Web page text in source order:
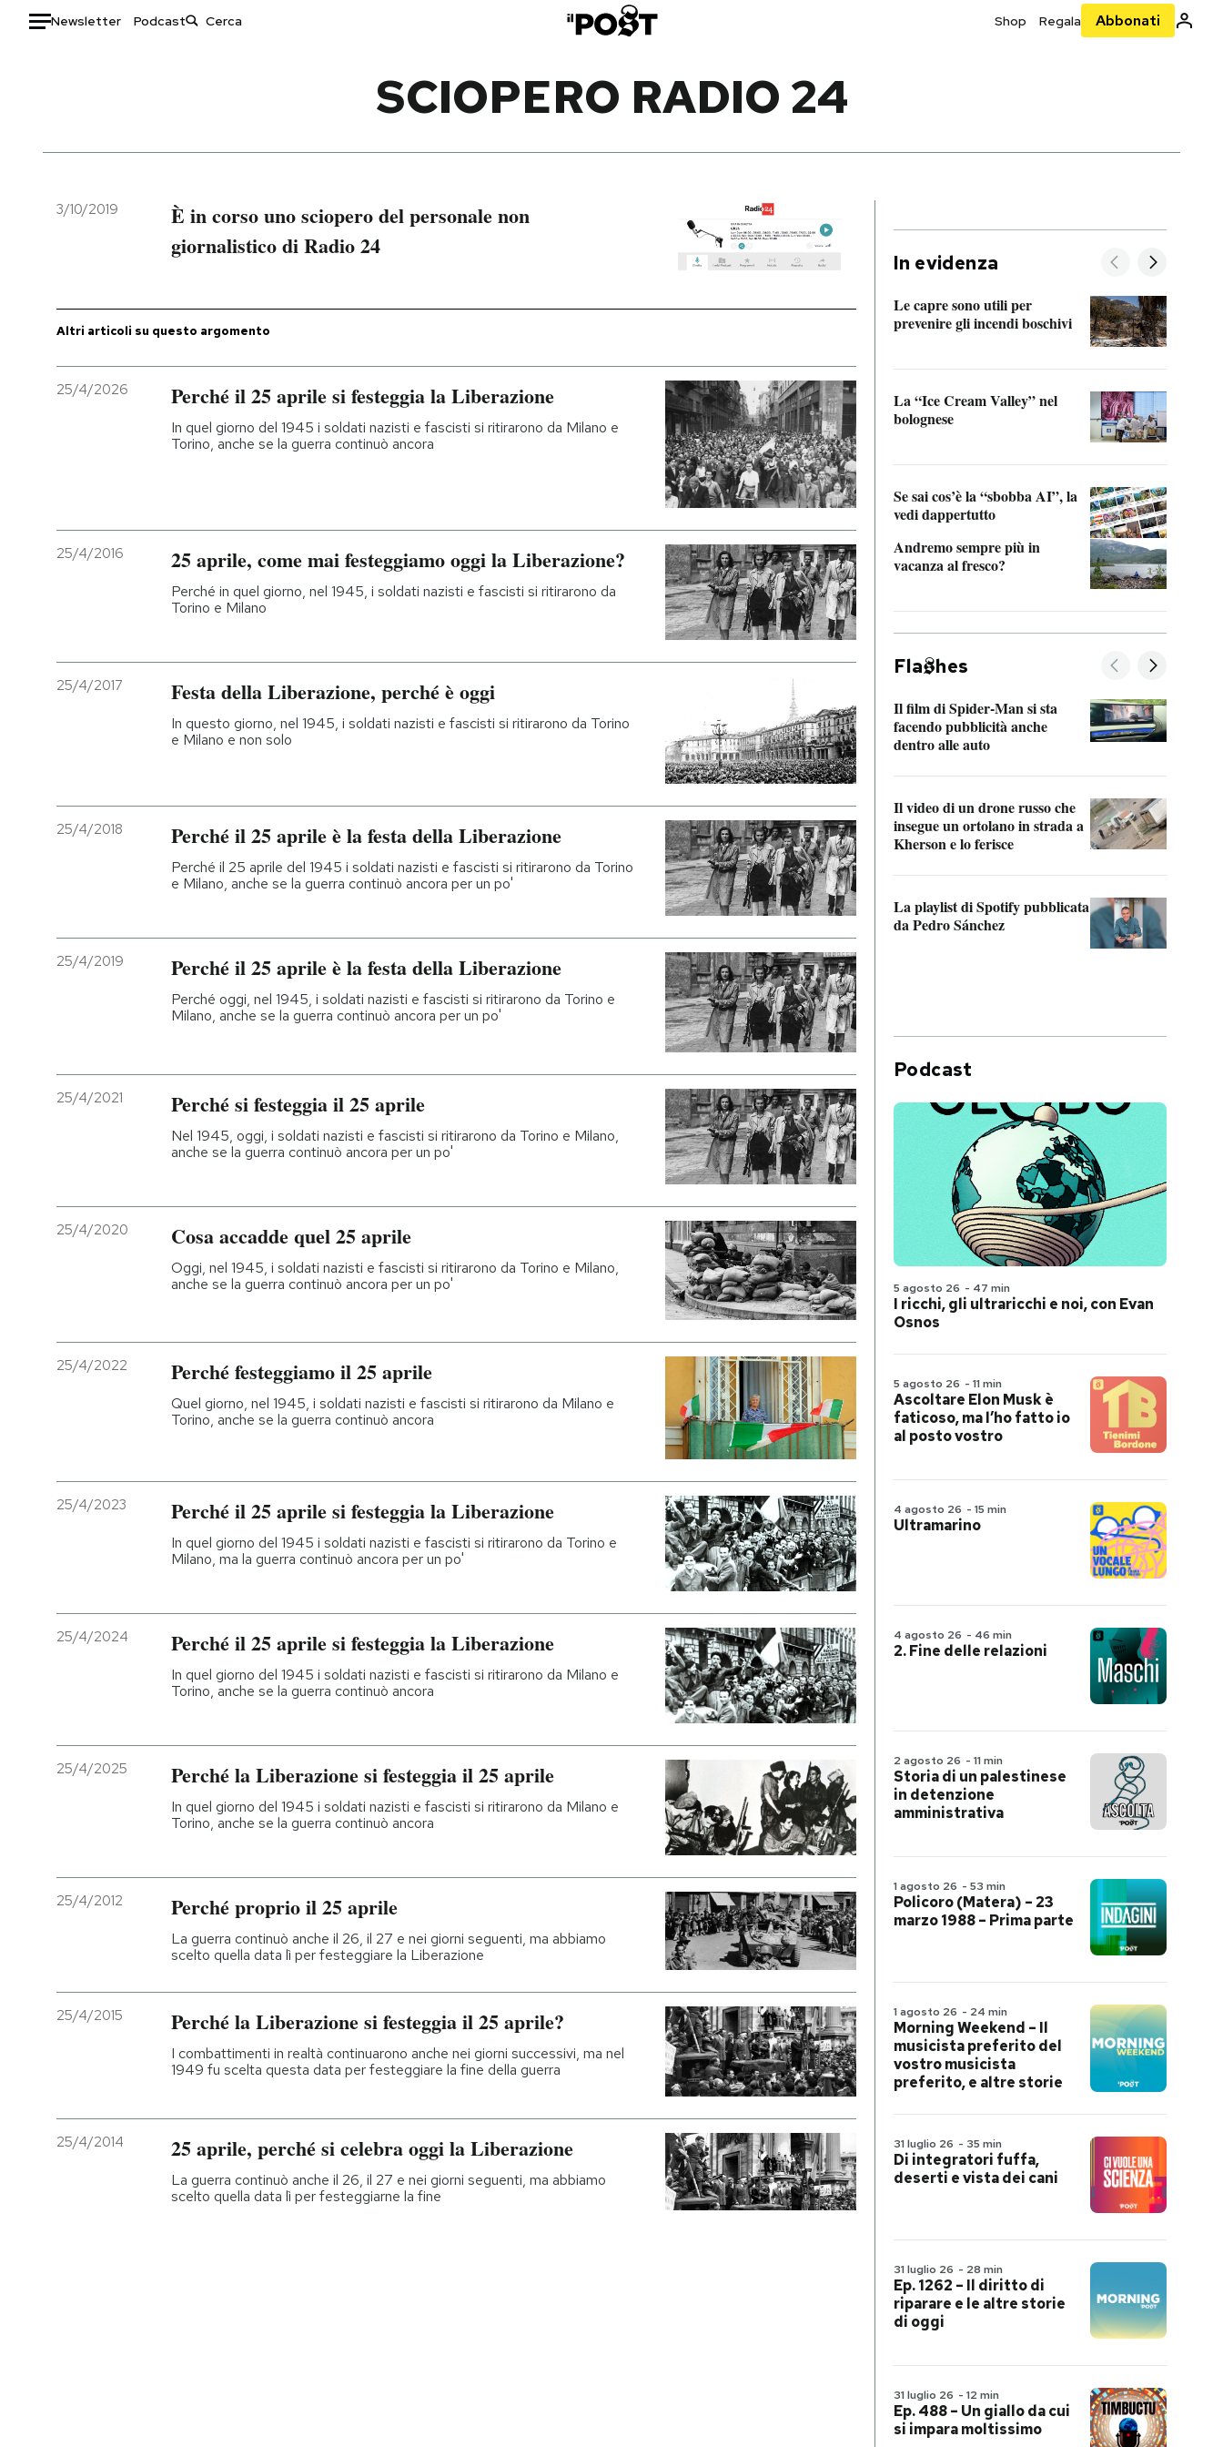
Newsletter Podcast Shop Regala Abbonati
Italia
Politica
Cultura
Economia
Sport
Moda
Ok Boomer!
Europa
Altrecose
Mondiali calcio 2026
I MIEI PREFERITI
CALENDARIO
AREA PERSONALE
SCIOPERO RADIO 24
3/10/2019
È in corso uno sciopero del personale non
giornalistico di Radio 24
Altri articoli su questo argomento
25/4/2026 Perché il 25 aprile si festeggia la Liberazione
In quel giorno del 1945 i soldati nazisti e fascisti si ritirarono da Milano e
Torino, anche se la guerra continuò ancora
25/4/2016 25 aprile, come mai festeggiamo oggi la Liberazione?
Perché in quel giorno, nel 1945, i soldati nazisti e fascisti si ritirarono da
Torino e Milano
25/4/2017 Festa della Liberazione, perché è oggi
In questo giorno, nel 1945, i soldati nazisti e fascisti si ritirarono da Torino
e Milano e non solo
25/4/2018 Perché il 25 aprile è la festa della Liberazione
Perché il 25 aprile del 1945 i soldati nazisti e fascisti si ritirarono da Torino
e Milano, anche se la guerra continuò ancora per un po'
25/4/2019 Perché il 25 aprile è la festa della Liberazione
Perché oggi, nel 1945, i soldati nazisti e fascisti si ritirarono da Torino e
Milano, anche se la guerra continuò ancora per un po'
25/4/2021 Perché si festeggia il 25 aprile
Nel 1945, oggi, i soldati nazisti e fascisti si ritirarono da Torino e Milano,
anche se la guerra continuò ancora per un po'
25/4/2020 Cosa accadde quel 25 aprile
Oggi, nel 1945, i soldati nazisti e fascisti si ritirarono da Torino e Milano,
anche se la guerra continuò ancora per un po'
25/4/2022 Perché festeggiamo il 25 aprile
Quel giorno, nel 1945, i soldati nazisti e fascisti si ritirarono da Milano e
Torino, anche se la guerra continuò ancora
25/4/2023 Perché il 25 aprile si festeggia la Liberazione
In quel giorno del 1945 i soldati nazisti e fascisti si ritirarono da Torino e
Milano, ma la guerra continuò ancora per un po'
25/4/2024 Perché il 25 aprile si festeggia la Liberazione
In quel giorno del 1945 i soldati nazisti e fascisti si ritirarono da Milano e
Torino, anche se la guerra continuò ancora
25/4/2025 Perché la Liberazione si festeggia il 25 aprile
In quel giorno del 1945 i soldati nazisti e fascisti si ritirarono da Milano e
Torino, anche se la guerra continuò ancora
25/4/2012 Perché proprio il 25 aprile
La guerra continuò anche il 26, il 27 e nei giorni seguenti, ma abbiamo
scelto quella data lì per festeggiare la Liberazione
25/4/2015 Perché la Liberazione si festeggia il 25 aprile?
I combattimenti in realtà continuarono anche nei giorni successivi, ma nel
1949 fu scelta questa data per festeggiare la fine della guerra
25/4/2014 25 aprile, perché si celebra oggi la Liberazione
La guerra continuò anche il 26, il 27 e nei giorni seguenti, ma abbiamo
scelto quella data lì per festeggiarne la fine
In evidenza
Le capre sono utili per
prevenire gli incendi boschivi
La “Ice Cream Valley” nel
bolognese
Se sai cos’è la “sbobba AI”, la
vedi dappertutto
Andremo sempre più in
vacanza al fresco?
Fla hes
Il film di Spider-Man si sta
facendo pubblicità anche
dentro alle auto
Il video di un drone russo che
insegue un ortolano in strada a
Kherson e lo ferisce
La playlist di Spotify pubblicata
da Pedro Sánchez
Podcast
5 agosto 26 - 47 min
I ricchi, gli ultraricchi e noi, con Evan
Osnos
5 agosto 26 - 11 min
Ascoltare Elon Musk è
faticoso, ma l’ho fatto io
al posto vostro
4 agosto 26 - 15 min
Ultramarino
4 agosto 26 - 46 min
2. Fine delle relazioni
2 agosto 26 - 11 min
Storia di un palestinese
in detenzione
amministrativa
1 agosto 26 - 53 min
Policoro (Matera) – 23
marzo 1988 – Prima parte
1 agosto 26 - 24 min
Morning Weekend – Il
musicista preferito del
vostro musicista
preferito, e altre storie
31 luglio 26 - 35 min
Di integratori fuffa,
deserti e vista dei cani
31 luglio 26 - 28 min
Ep. 1262 – Il diritto di
riparare e le altre storie
di oggi
31 luglio 26 - 12 min
Ep. 488 – Un giallo da cui
si impara moltissimo